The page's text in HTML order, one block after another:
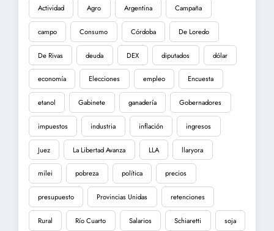
Actividad Agro Argentina Campaña
campo Consumo Córdoba De Loredo
De Rivas deuda DEX diputados dólar
economía Elecciones empleo Encuesta
etanol Gabinete ganadería Gobernadores
impuestos industria inflación ingresos
Juez La Libertad Avanza LLA llaryora
milei pobreza política precios
presupuesto Provincias Unidas retenciones
Rural Río Cuarto Salarios Schiaretti soja